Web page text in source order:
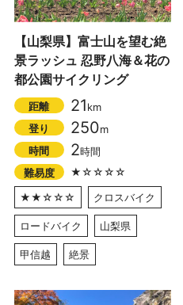
【山梨県】富士山を望む絶
景ラッシュ 忍野八海＆花の
都公園サイクリング
距離 21km
登り
250m
時間
2時間
難易度
★☆☆☆☆
★★☆☆☆
クロスバイク
ロードバイク 山梨県
甲信越 絶景